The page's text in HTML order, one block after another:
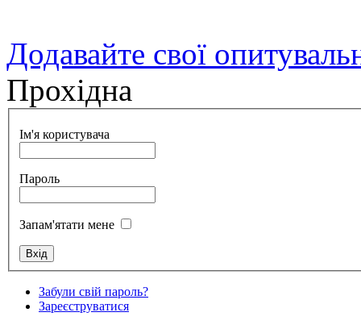
Додавайте свої
Прохідна
Ім'я користувача
Пароль
Запам'ятати мене
Забули свій пароль?
Зареєструватися